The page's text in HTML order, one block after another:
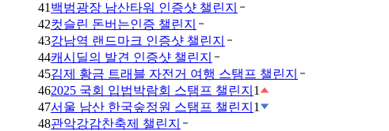
41 백범광장 남산타워 인증샷 챌린지
42컷슬린 돈버는인증 챌린지
43강남역 랜드마크 인증샷 챌린지
44캐시딜의 발견 인증샷 챌린지
45김제 황금 트래블 자전거 여행 스탬프 챌린지
462025 국회 입법박람회 스탬프 챌린지 1
47서울 남산 한국숲정원 스탬프 챌린지 1
48관악강감찬축제 챌린지